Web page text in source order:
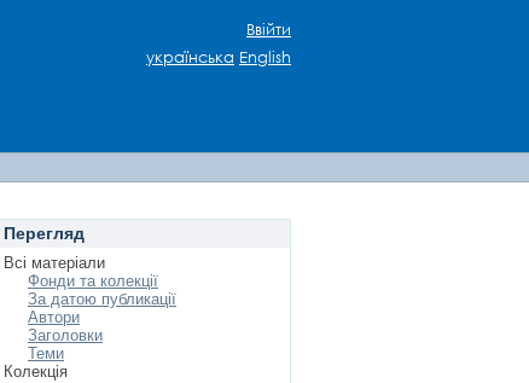
Ввійти
українська English
Перегляд
Всі матеріали
Фонди та колекції
За датою публикації
Автори
Заголовки
Теми
Колекція